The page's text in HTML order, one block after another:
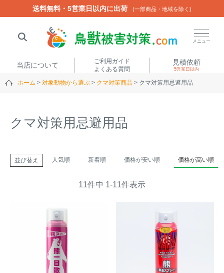
送料無料・5営業日以内に出荷 (一部商品・地域を除く)
メニュー
当店について
ご利用ガイド
よくある質問
見積依頼
5営業日以内
ホーム 対象動物から選ぶ クマ対策商品 クマ対策用忌避用品
クマ対策用忌避用品
並び替え 人気順 新着順 価格が安い順 価格が高い順
11件中 1-11件表示
送料無料・5営業日以内に出荷 (一部商品・地域を除く)
閉じる
いのししくんTREL4G-Rアニマルネット2300
商品カテゴリから選ぶ
トレイルカメラ
サーカメラ）
屋外防犯・監視カメ
クビシン・ネズミ等）
防獣・防鳥ネット
くくり罠（イノシシ・